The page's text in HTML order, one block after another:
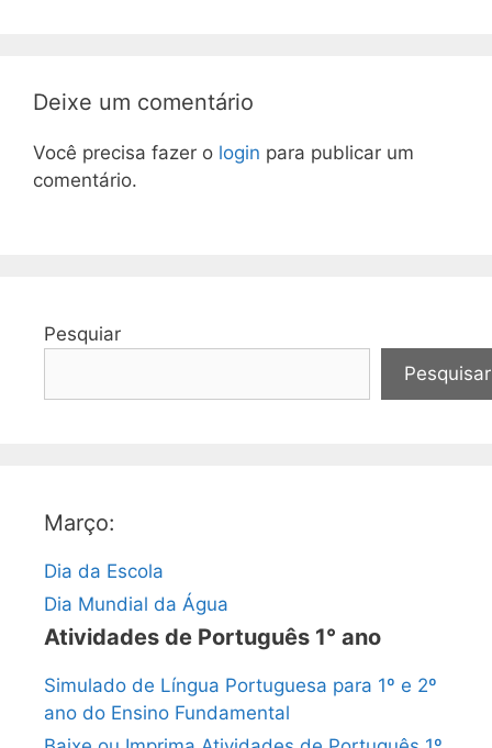
Deixe um comentário
Você precisa fazer o login para publicar um
comentário.
Pesquiar
Pesquisar
Março:
Dia da Escola
Dia Mundial da Água
Atividades de Português 1° ano
Simulado de Língua Portuguesa para 1º e 2º
ano do Ensino Fundamental